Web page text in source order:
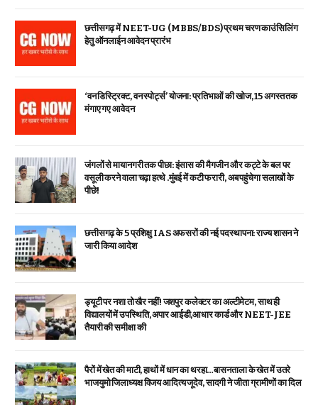
छत्तीसगढ़ में NEET-UG (MBBS/BDS) प्रथम चरण काउंसिलिंग
हेतु ऑनलाईन आवेदन प्रारंभ
‘वन डिस्ट्रिक्ट, वन स्पोर्ट्स’ योजना: प्रतिभाओं की खोज, 15 अगस्त तक
मंगाए गए आवेदन
जंगलों से मायानगरी तक पीछा: इंसास की मैगजीन और कट्टे के बल पर
वसूली करने वाला चढ़ा हत्थे .मुंबई में कटी फरारी, अब पहुंचेगा सलाखों के
पीछे!
छत्तीसगढ़ के 5 प्रशिक्षु IAS अफसरों की नई पदस्थापना: राज्य शासन ने
जारी किया आदेश
ड्यूटी पर नशा तो खैर नहीं! जशपुर कलेक्टर का अल्टीमेटम, साथ ही
विद्यालयों में उपस्थिति, अपार आईडी,आधार कार्ड और NEET-JEE
तैयारी की समीक्षा की
पैरों में खेत की माटी, हाथों में धान का थरहा…बासनताला के खेत में उतरे
भाजयुमो जिलाध्यक्ष विजय आदित्य जूदेव, सादगी ने जीता ग्रामीणों का दिल